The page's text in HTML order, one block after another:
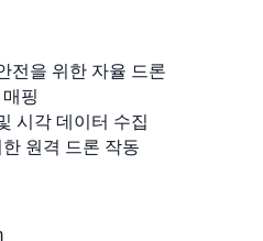
전을 위한 자율 드론
핑
시각 데이터 수집
원격 드론 작동